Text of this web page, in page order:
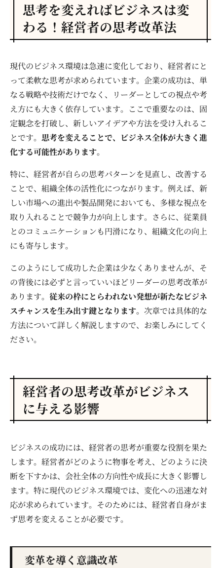
思考を変えればビジネスは変
わる！経営者の思考改革法
現代のビジネス環境は急速に変化しており、経営者にと
って柔軟な思考が求められています。企業の成功は、単
なる戦略や技術だけでなく、リーダーとしての視点や考
え方にも大きく依存しています。ここで重要なのは、固
定観念を打破し、新しいアイデアや方法を受け入れるこ
とです。 思考を変えることで、ビジネス全体が大きく進
化する可能性があります。
特に、経営者が自らの思考パターンを見直し、改善する
ことで、組織全体の活性化につながります。例えば、新
しい市場への進出や製品開発においても、多様な視点を
取り入れることで競争力が向上します。さらに、従業員
とのコミュニケーションも円滑になり、組織文化の向上
にも寄与します。
このようにして成功した企業は少なくありませんが、そ
の背後には必ずと言っていいほどリーダーの思考改革が
あります。 従来の枠にとらわれない発想が新たなビジネ
スチャンスを生み出す鍵となります。 次章では具体的な
方法について詳しく解説しますので、お楽しみにしてく
ださい。
経営者の思考改革がビジネス
に与える影響
ビジネスの成功には、経営者の思考が重要な役割を果た
します。経営者がどのように物事を考え、どのように決
断を下すかは、会社全体の方向性や成長に大きく影響し
ます。特に現代のビジネス環境では、変化への迅速な対
応が求められています。そのためには、経営者自身がま
ず思考を変えることが必要です。
変革を導く意識改革